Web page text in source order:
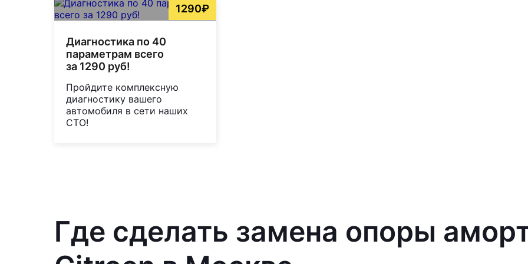
1290₽
Диагностика по 40
параметрам всего
за 1290 руб!
Пройдите комплексную
диагностику вашего
автомобиля в сети наших
СТО!
Где сделать замена опоры